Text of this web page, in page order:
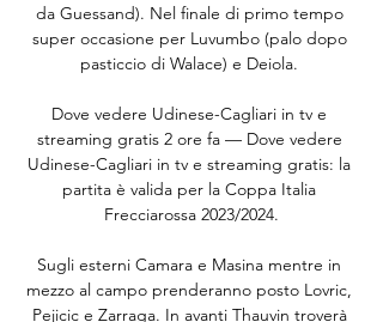
da Guessand). Nel finale di primo tempo
super occasione per Luvumbo (palo dopo
pasticcio di Walace) e Deiola.
Dove vedere Udinese-Cagliari in tv e
streaming gratis 2 ore fa — Dove vedere
Udinese-Cagliari in tv e streaming gratis: la
partita è valida per la Coppa Italia
Frecciarossa 2023/2024.
Sugli esterni Camara e Masina mentre in
mezzo al campo prenderanno posto Lovric,
Pejicic e Zarraga. In avanti Thauvin troverà